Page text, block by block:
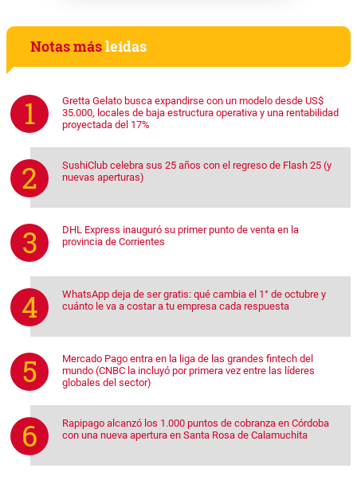
Notas másleídas
Gretta Gelato busca expandirse con un modelo desde US$
35.000, locales de baja estructura operativa y una rentabilidad
proyectada del 17%
SushiClub celebra sus 25 años con el regreso de Flash 25 (y
nuevas aperturas)
DHL Express inauguró su primer punto de venta en la
provincia de Corrientes
WhatsApp deja de ser gratis: qué cambia el 1° de octubre y
cuánto le va a costar a tu empresa cada respuesta
Mercado Pago entra en la liga de las grandes fintech del
mundo (CNBC la incluyó por primera vez entre las líderes
globales del sector)
Rapipago alcanzó los 1.000 puntos de cobranza en Córdoba
con una nueva apertura en Santa Rosa de Calamuchita